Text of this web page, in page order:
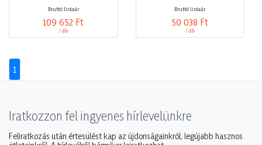
Bruttó listaár
109 652 Ft
/ db
Bruttó listaár
50 038 Ft
/ db
1
Iratkozzon fel ingyenes hírlevelünkre
Feliratkozás után értesülést kap az újdonságainkról, legújabb hasznos